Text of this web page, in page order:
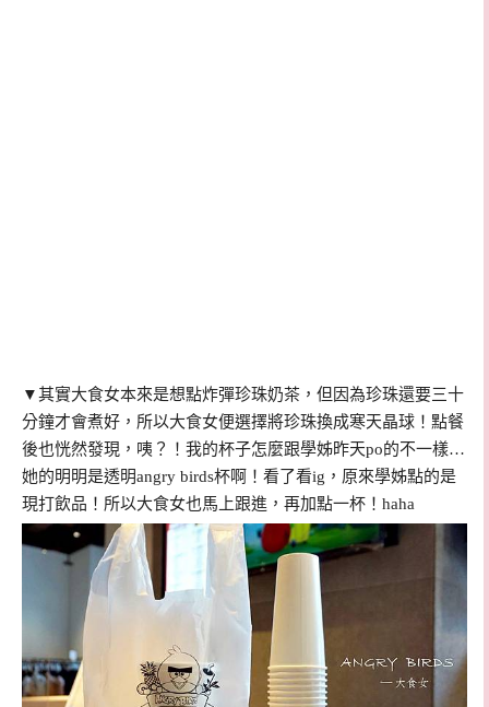
▼其實大食女本來是想點炸彈珍珠奶茶，但因為珍珠還要三十
分鐘才會煮好，所以大食女便選擇將珍珠換成寒天晶球！點餐
後也恍然發現，咦？！我的杯子怎麼跟學姊昨天po的不一樣…
她的明明是透明angry birds杯啊！看了看ig，原來學姊點的是
現打飲品！所以大食女也馬上跟進，再加點一杯！haha